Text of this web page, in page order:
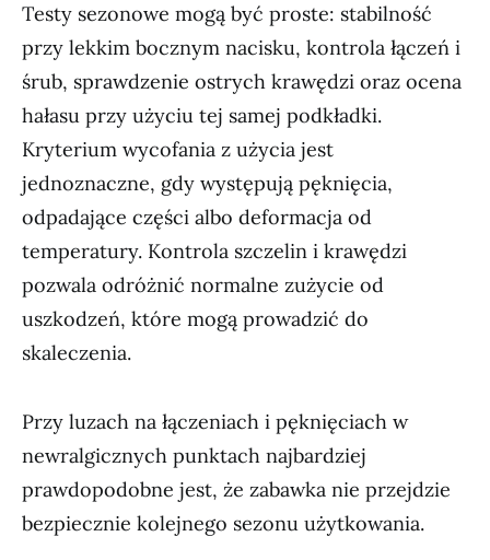
Testy sezonowe mogą być proste: stabilność
przy lekkim bocznym nacisku, kontrola łączeń i
śrub, sprawdzenie ostrych krawędzi oraz ocena
hałasu przy użyciu tej samej podkładki.
Kryterium wycofania z użycia jest
jednoznaczne, gdy występują pęknięcia,
odpadające części albo deformacja od
temperatury. Kontrola szczelin i krawędzi
pozwala odróżnić normalne zużycie od
uszkodzeń, które mogą prowadzić do
skaleczenia.
Przy luzach na łączeniach i pęknięciach w
newralgicznych punktach najbardziej
prawdopodobne jest, że zabawka nie przejdzie
bezpiecznie kolejnego sezonu użytkowania.